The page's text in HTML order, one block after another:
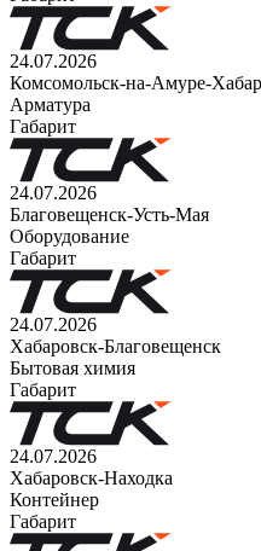
24.07.2026
Комсомольск-на-Амуре-
Арматура
Габарит
24.07.2026
Благовещенск-Усть-Мая
Оборудование
Габарит
24.07.2026
Хабаровск-Благовещенск
Бытовая химия
Габарит
24.07.2026
Хабаровск-Находка
Контейнер
Габарит